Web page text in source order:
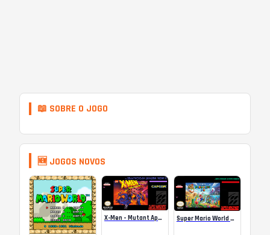
📖 SOBRE O JOGO
🆕 JOGOS NOVOS
X-Men – Mutant Apocalypse Rebalanced Online Super Mario World Mix Online